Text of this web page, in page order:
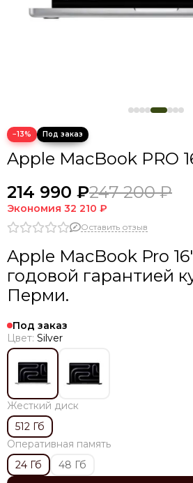
−13%
Apple MacBook PRO
214 990 ₽247 200 ₽
Экономия 32 210 ₽
Оставить отзыв
Apple MacBook Pro
годовой гарантией
Перми.
Под заказ
Цвет: Silver
Жесткий диск
512 Гб
Оперативная память
24 Гб
48 Гб